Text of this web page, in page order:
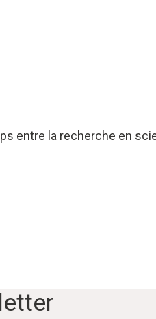
entre la recherche en